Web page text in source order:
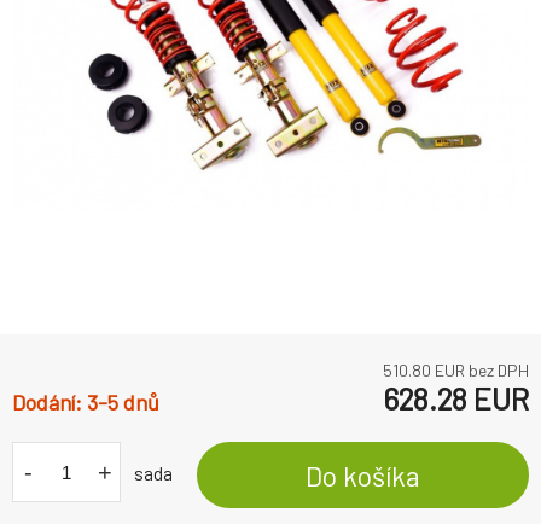
510.80 EUR bez DPH
3-5 dnů 628.28 EUR
- + sada Do košíka